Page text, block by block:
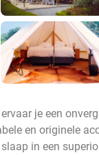
je een
en originele
in een